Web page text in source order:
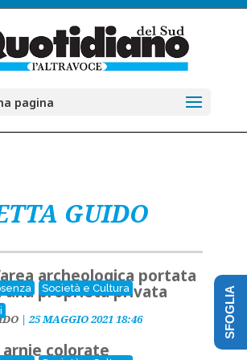
pagina
GUIDO
Società e Cultura
archeologica portata
una proprietà privata
| 25 MAGGIO 2021 18:46
arnie colorate
SFOGLIA